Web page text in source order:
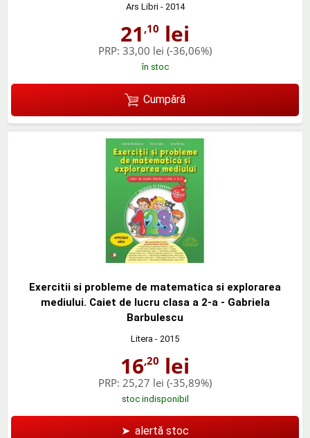
Ars Libri- 2014
21 ,10 lei
PRP: 33,00 lei (-36,06%)
în stoc
Cumpără
Exercitii si probleme de matematica si explorarea
mediului. Caiet de lucru clasa a 2-a - Gabriela
Barbulescu
Litera - 2015
16,20 lei
PRP: 25,27 lei (-35,89%)
stoc indisponibil
➤ alertă stoc